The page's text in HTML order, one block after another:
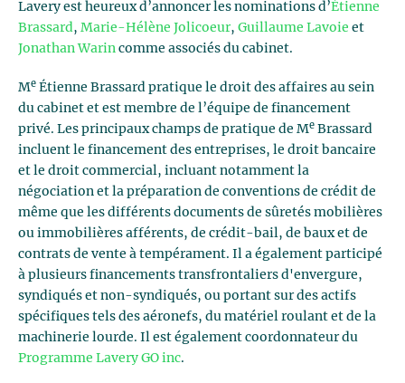
Lavery est heureux d’annoncer les nominations d’Étienne
Brassard, Marie-Hélène Jolicoeur, Guillaume Lavoie et
Jonathan Warin comme associés du cabinet.
Me Étienne Brassard pratique le droit des affaires au sein
du cabinet et est membre de l’équipe de financement
privé. Les principaux champs de pratique de Me Brassard
incluent le financement des entreprises, le droit bancaire
et le droit commercial, incluant notamment la
négociation et la préparation de conventions de crédit de
même que les différents documents de sûretés mobilières
ou immobilières afférents, de crédit-bail, de baux et de
contrats de vente à tempérament. Il a également participé
à plusieurs financements transfrontaliers d'envergure,
syndiqués et non-syndiqués, ou portant sur des actifs
spécifiques tels des aéronefs, du matériel roulant et de la
machinerie lourde. Il est également coordonnateur du
Programme Lavery GO inc.